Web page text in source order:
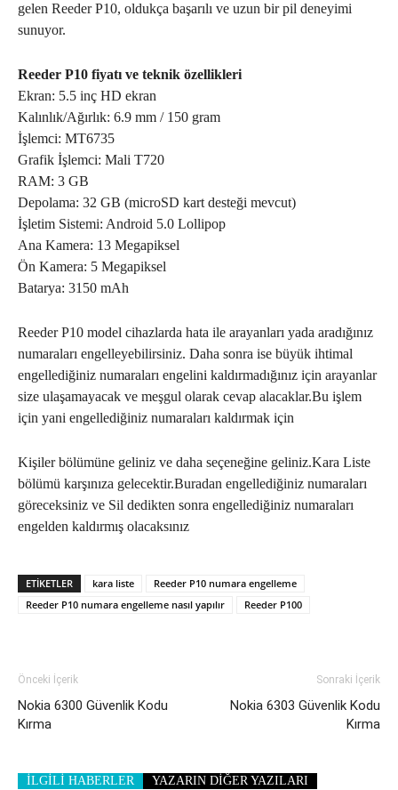
gelen Reeder P10, oldukça başarılı ve uzun bir pil deneyimi
sunuyor.
Reeder P10 fiyatı ve teknik özellikleri
Ekran: 5.5 inç HD ekran
Kalınlık/Ağırlık: 6.9 mm / 150 gram
İşlemci: MT6735
Grafik İşlemci: Mali T720
RAM: 3 GB
Depolama: 32 GB (microSD kart desteği mevcut)
İşletim Sistemi: Android 5.0 Lollipop
Ana Kamera: 13 Megapiksel
Ön Kamera: 5 Megapiksel
Batarya: 3150 mAh
Reeder P10 model cihazlarda hata ile arayanları yada aradığınız
numaraları engelleyebilirsiniz. Daha sonra ise büyük ihtimal
engellediğiniz numaraları engelini kaldırmadığınız için arayanlar
size ulaşamayacak ve meşgul olarak cevap alacaklar.Bu işlem
için yani engellediğiniz numaraları kaldırmak için
Kişiler bölümüne geliniz ve daha seçeneğine geliniz.Kara Liste
bölümü karşınıza gelecektir.Buradan engellediğiniz numaraları
göreceksiniz ve Sil dedikten sonra engellediğiniz numaraları
engelden kaldırmış olacaksınız
ETIKETLER kara liste
Reeder P10 numara engelleme
Reeder P10 numara engelleme nasıl yapılır
Reeder P100
Önceki İçerik
Nokia 6300 Güvenlik Kodu
Kırma
Sonraki İçerik
Nokia 6303 Güvenlik Kodu
Kırma
İLGİLİ HABERLER YAZARIN DİĞER YAZILARI